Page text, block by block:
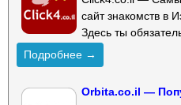
сайт знакомств в
Здесь ты
Подробнее →
Orbita.co.il —